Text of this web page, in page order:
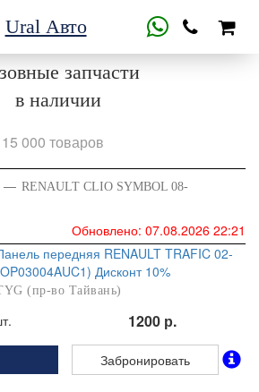
Ural Авто
запчасти
в наличии
RENAULT CLIO SYMBOL 08-
Обновлено: 07.08.2026 22:21
передняя RENAULT TRAFIC 02-
Дисконт 10%
(пр-во Тайвань)
1200 р.
Забронировать